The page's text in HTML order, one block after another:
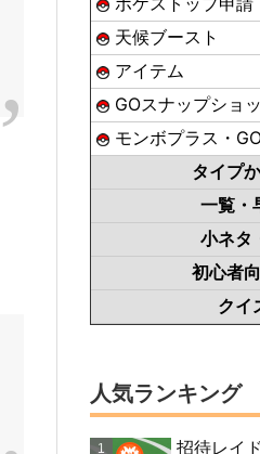
天候ブースト
アイテム
GOスナップショ
モンボプラス・
タイプ
一覧・
小ネタ
初心者
クイ
人気ランキング
招待レイ